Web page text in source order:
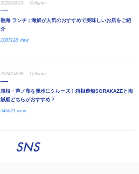
2020/08/19 Column
熱海 ランチ | 海鮮が人気のおすすめで美味しいお店をご紹
介
1007128 view
2024/04/08 Column
箱根・芦ノ湖を優雅にクルーズ！箱根遊船SORAKAZEと海
賊船どちらがおすすめ？
546621 view
SNS